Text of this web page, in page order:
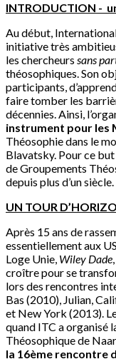
INTRODUCTION -
Au début,
initiative très
les chercheurs sans
théosophiques. Son
participants,
faire tomber les
décennies. Ainsi,
instrument pour les
Théosophie dans le
Blavatsky. Pour ce
de Groupements
depuis plus d’un siècle.
UN TOUR
Après 15 ans de
essentiellement aux
Loge Unie, Wiley Dade
croître pour se
lors des rencontres
Bas (2010), Julian,
et New York (2013).
quand ITC a organisé
Théosophique de
la 16ème rencontre